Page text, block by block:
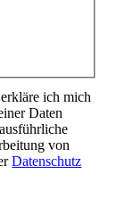
ich mich
Daten
von
Datenschutz